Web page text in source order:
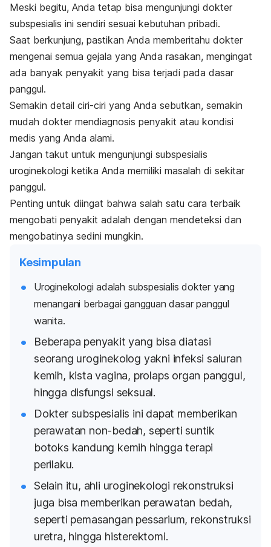
Meski begitu, Anda tetap bisa mengunjungi dokter
subspesialis ini sendiri sesuai kebutuhan pribadi.
Saat berkunjung, pastikan Anda memberitahu dokter
mengenai semua gejala yang Anda rasakan, mengingat
ada banyak penyakit yang bisa terjadi pada dasar
panggul.
Semakin detail ciri-ciri yang Anda sebutkan, semakin
mudah dokter mendiagnosis penyakit atau kondisi
medis yang Anda alami.
Jangan takut untuk mengunjungi subspesialis
uroginekologi ketika Anda memiliki masalah di sekitar
panggul.
Penting untuk diingat bahwa salah satu cara terbaik
mengobati penyakit adalah dengan mendeteksi dan
mengobatinya sedini mungkin.
Kesimpulan
Uroginekologi adalah subspesialis dokter yang
menangani berbagai gangguan dasar panggul
wanita.
Beberapa penyakit yang bisa diatasi
seorang uroginekolog yakni infeksi saluran
kemih, kista vagina, prolaps organ panggul,
hingga disfungsi seksual.
Dokter subspesialis ini dapat memberikan
perawatan non-bedah, seperti suntik
botoks kandung kemih hingga terapi
perilaku.
Selain itu, ahli uroginekologi rekonstruksi
juga bisa memberikan perawatan bedah,
seperti pemasangan pessarium, rekonstruksi
uretra, hingga histerektomi.